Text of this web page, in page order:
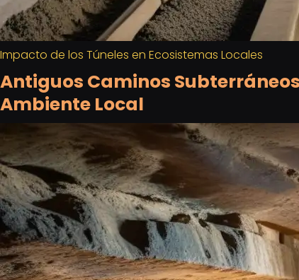
Impacto de los Túneles en Ecosistemas Locales
Antiguos Caminos
Ambiente Local